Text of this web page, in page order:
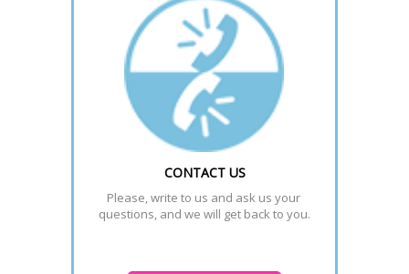
CONTACT US
Please, write to us and ask us your
questions, and we will get back to you.